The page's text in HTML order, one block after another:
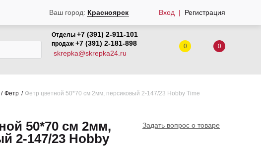
Ваш город: Красноярск Вход Регистрация
Отделы +7 (391) 2-911-101
продаж +7 (391) 2-181-898
skrepka@skrepka24.ru
0 0
Фетр Фетр цветной 50*70 см 2мм, персиковый 2-147/23 Hobby Time
50*70 см 2мм,
2-147/23 Hobby
Задать вопрос о товаре